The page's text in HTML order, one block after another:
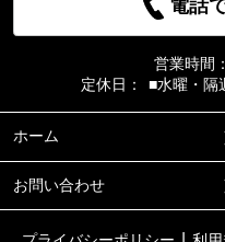
■アイディアルホーム大森本店■
電話
営業時間：
定休日：
■水曜・隔
ホーム
お問い合わせ